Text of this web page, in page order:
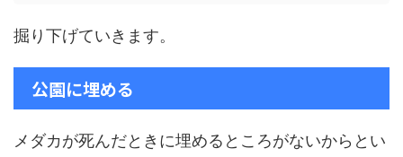
掘り下げていきます。
公園に埋める
メダカが死んだときに埋めるところがないからとい